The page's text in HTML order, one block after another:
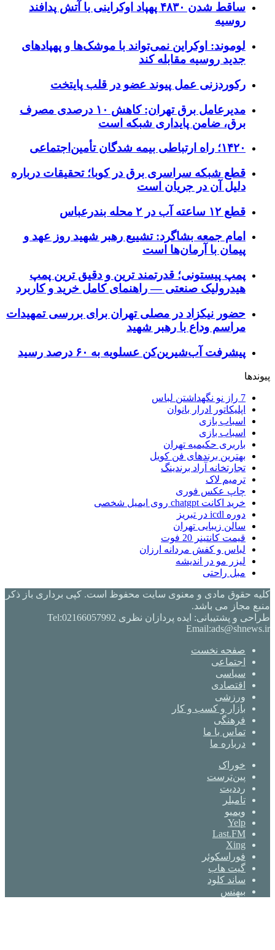
ساقط شدن ۴۸۳۰ پهپاد اوکراینی با آتش پدافند
روسیه
لوموند: اوکراین نمی‌تواند با موشک‌ها و پهپادهای
جدید روسیه مقابله کند
رکوردزنی عمل پیوند عضو در قلب پایتخت
مدیرعامل برق تهران: کاهش ۱۰ درصدی مصرف
برق، ضامن پایداری شبکه است
۱۴۲۰؛ راه ارتباطی بیمه شدگان تأمین‌اجتماعی
قطع شبکه سراسری برق در کوبا؛ تحقیقات درباره
دلیل آن در جریان است
قطع ۱۲ ساعته آب در ۲ محله بندرعباس
امام جمعه بشاگرد: تشییع رهبر شهید روز عهد و
پیمان با آرمان‌ها است
پمپ پیستونی؛ قدرتمند ترین و دقیق‌ ترین پمپ
هیدرولیک صنعتی — راهنمای کامل خرید و کاربرد
حضور نیکزاد در مصلی تهران برای بررسی تمهیدات
مراسم وداع با رهبر شهید
پیشرفت آب‌شیرین‌کن عسلویه به ۶۰ درصد رسید
پیوندها
7 راز نو نگهداشتن لباس
اپلیکاتور ادرار بانوان
اسباب بازی
اسباب بازی
باربری حکیمیه تهران
بهترین برندهای فن کویل
تجارتخانه آراد برندینگ
ترمیم لاک
چاپ عکس فوری
خرید اکانت chatgpt روی ایمیل شخصی
دوره icdl در تبریز
سالن زیبایی تهران
قیمت کانتینر 20 فوت
لباس و کفش مردانه ارزان
لیزر مو در اندیشه
مبل راحتی
کلیه حقوق مادی و معنوی سایت محفوظ است. کپی برداری باز ذکر
منبع مجاز می باشد.
طراحی و پشتیبانی: ایده پردازان نظری Tel:02166057992
Email:ads@shnews.ir
صفحه نخست
اجتماعی
سیاسی
اقتصادی
ورزشی
بازار و کسب و کار
فرهنگی
تماس با ما
درباره ما
خوراک
‫پین‌ترست
‫رددیت
‫تامبلر
ویمیو
Yelp
Last.FM
Xing
فوراسکوئر
گیت ‌هاب
ساند کلود
بیهنس